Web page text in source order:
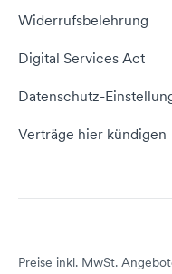
E-Mail-Domain
Server Hosting
Kontakt aufnehmen
Empfehlungsprogramm
Domain Reseller
Status dogado.de
Widerrufsbelehrung
Digital Services Act
Datenschutz-
Verträge hier kündigen
Preise inkl. MwSt.